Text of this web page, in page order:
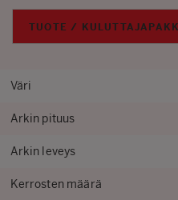
TUOTE /
Väri
Arkin pituus
Arkin leveys
Kerrosten määrä